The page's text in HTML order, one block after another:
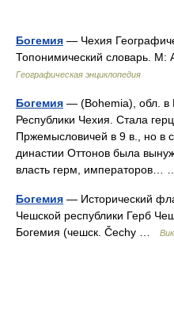
Богемия — Чехия
Топонимический словарь.
Географическая энциклопедия
Богемия — (Bohemia), обл. в
Республики Чехия. Стала
Пржемысловичей в 9 в., но в
династии Оттонов была
власть герм, императоров…
Богемия — Исторический
Чешской республики Герб
Богемия (чешск. Čechy …